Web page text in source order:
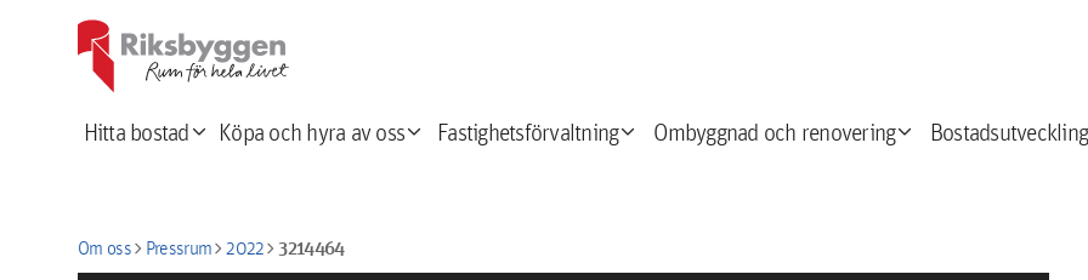
Hitta bostadexpand_more Köpa och hyra av ossexpand_more Fastighetsförvaltningexpand_more Ombyggnad och renoveringexpand_more Bostadsutveckling
Om osschevron_rightPressrumchevron_right2022chevron_right3214464